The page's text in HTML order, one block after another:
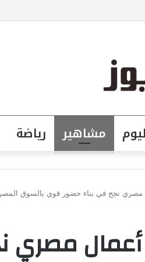
المواجهة القانونية لخطاب
مشاهير رياضة
مصري نجح في بناء حضور قوي بالسوق
أعمال مصري